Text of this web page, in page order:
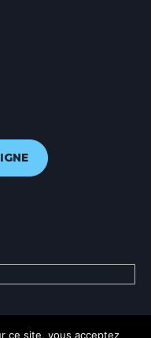
ce site, vous acceptez